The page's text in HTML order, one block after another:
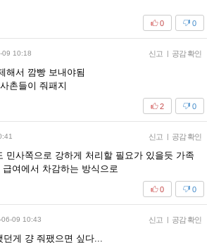
0
0
09 10:18 신고 | 공감 확인
해서 깜빵 보내야됨
촌들이 줘패지
0
2
신고 | 공감 확인
민사쪽으로 강하게 처리할 필요가 있을듯 가족
여에서 차감하는 방식으로
0
0
06-09 10:43 신고 | 공감 확인
던게 걍 줘팼으면 싶다...